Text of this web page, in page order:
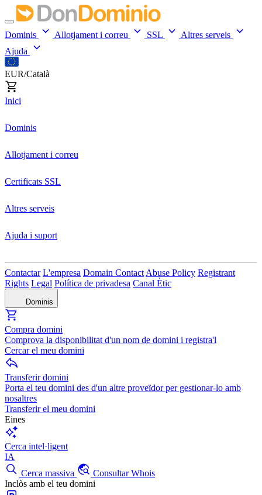
Dominis Allotjament i correu SSL
Altres serveis
Ajuda
EUR/Català
Inici
Dominis
Allotjament i correu
Certificats SSL
Altres serveis
Ajuda i suport
Contactar L'empresa Domain Contact Abuse Policy Registrant
Rights Legal Política de privadesa Canal Ètic
Dominis
Compra domini
Comprova la disponibilitat d'un nom de domini i registra'l
Cercar el meu domini
Transferir domini
Porta el teu domini des d'un altre proveïdor per gestionar-lo amb
nosaltres
Transferir el meu domini
Eines
Cerca intel·ligent
IA
Cerca massiva
Consultar Whois
Inclòs amb el teu domini